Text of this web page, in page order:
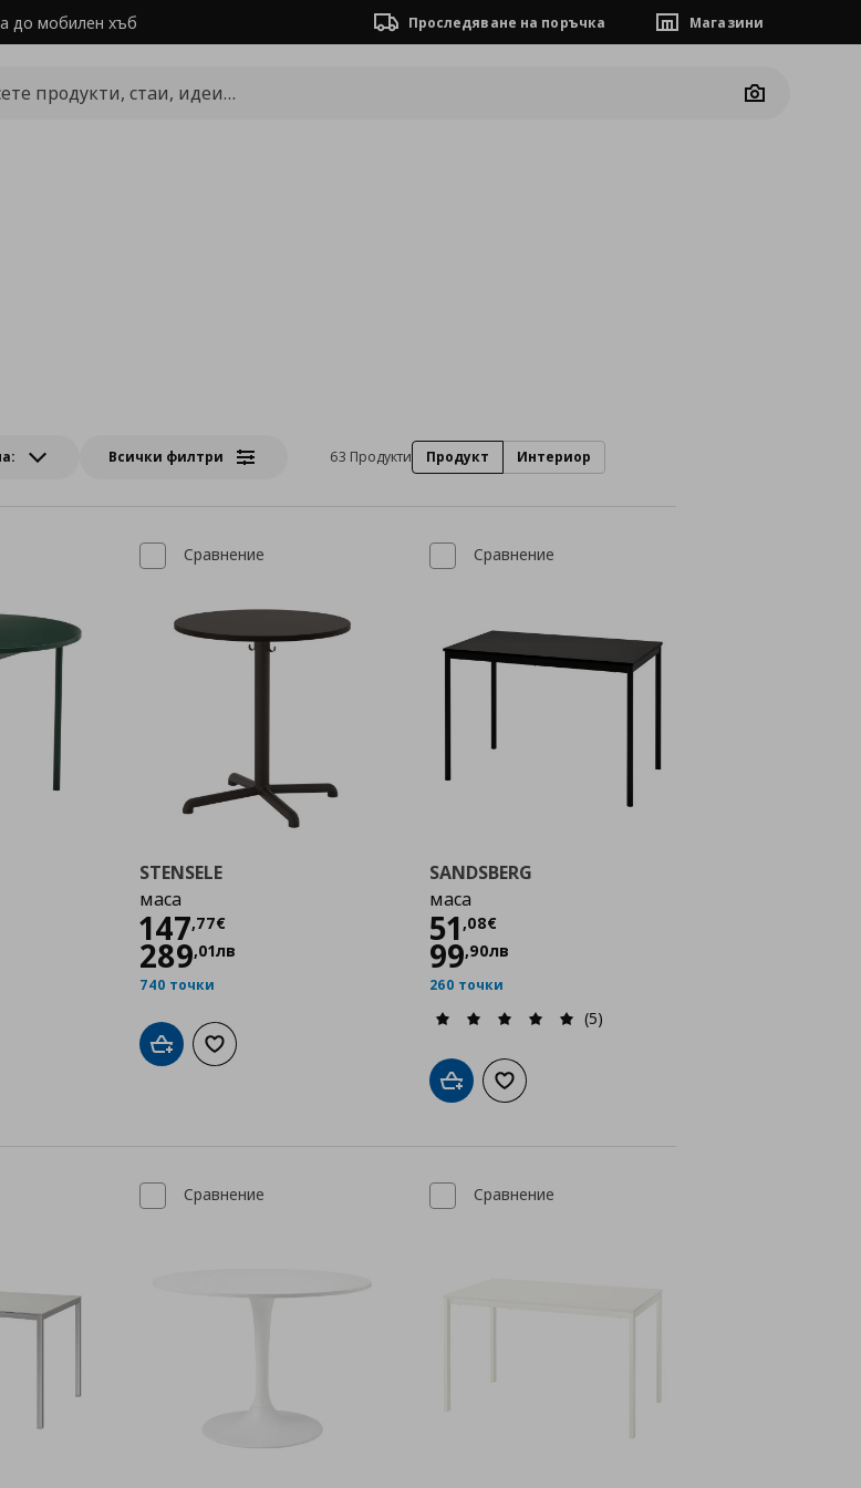
до мобилен хъб Проследяване на поръчка Магазини
Camera
Всички филтри 63 Продукти Продукт Интериор
списъка с любими
Сравнение
STENSELE
маса
147,77€
Цена
289,01лв
740 точки
Добави в кошницата
Добави към списъка с любими
Сравнение
SANDSBERG
маса
51,08€
Цена
99,90лв
260 точки
(5)
Добави в кошницата
Добави към списъка с любими
Сравнение Сравнение